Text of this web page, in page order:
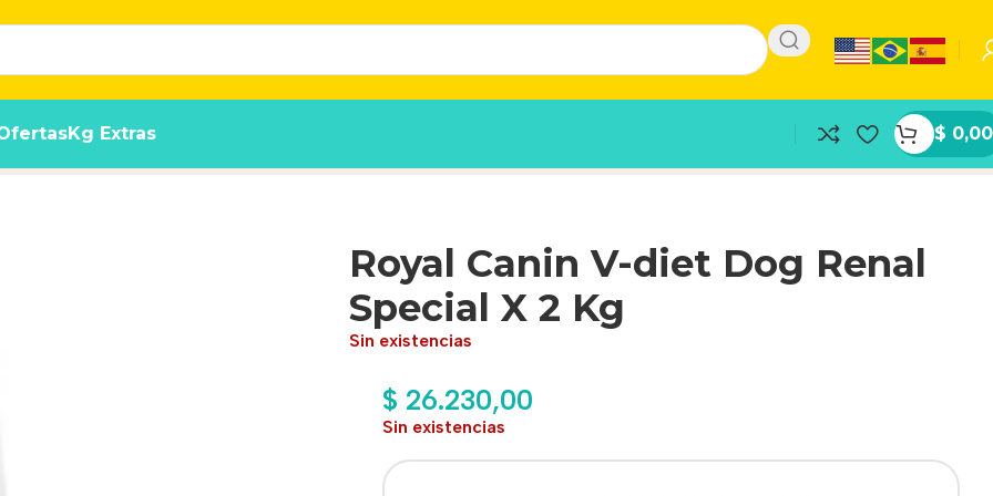
Kg Extras $ 0,00
Royal Canin V-diet Dog Renal
Special X 2 Kg
Sin existencias
$ 26.230,00
Sin existencias